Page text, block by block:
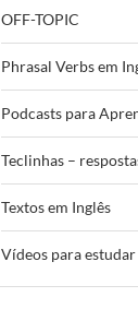
OFF-TOPIC
Phrasal Verbs em
Podcasts para
Teclinhas –
Textos em Inglês
Vídeos para